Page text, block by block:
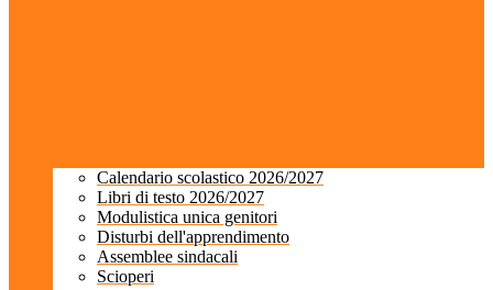
Calendario scolastico 2026/2027
Libri di testo 2026/2027
Modulistica unica genitori
Disturbi dell'apprendimento
Assemblee sindacali
Scioperi